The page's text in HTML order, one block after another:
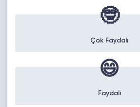
🤓
Çok Faydalı
😄
Faydalı